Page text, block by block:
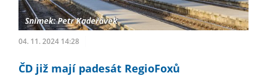
04. 11. 2024 14:28
ČD již mají padesát RegioFoxů